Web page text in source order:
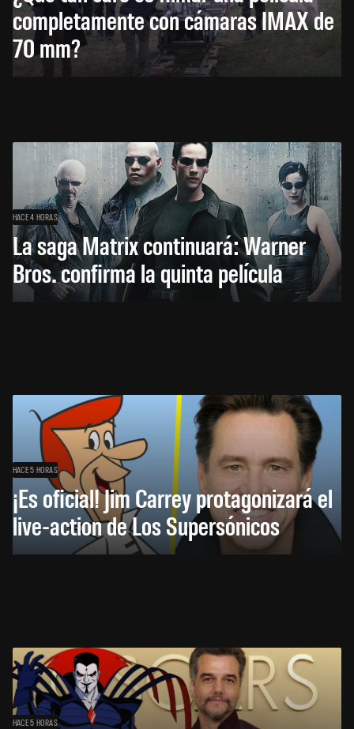
completamente con cámaras IMAX de
70 mm?
HACE 4 HORAS
La saga Matrix continuará: Warner
Bros. confirma la quinta película
HACE 5 HORAS
¡Es oficial! Jim Carrey protagonizará el
live-action de Los Supersónicos
HACE 5 HORAS